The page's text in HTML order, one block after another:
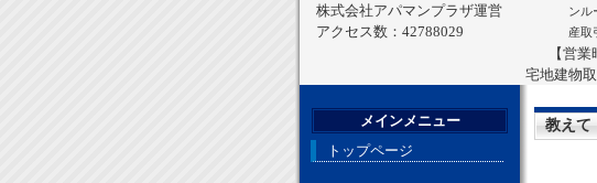
株式会社アパマンプラザ運営
アクセス数：42788029
ンル
産取
【営
宅地建物
教え
メインメニュー
トップページ